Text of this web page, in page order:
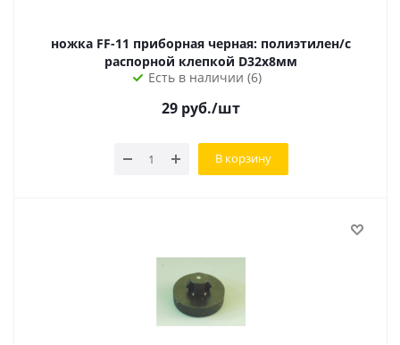
ножка FF-11 приборная черная: полиэтилен/с
распорной клепкой D32х8мм
Есть в наличии (6)
29 руб./шт
В корзину